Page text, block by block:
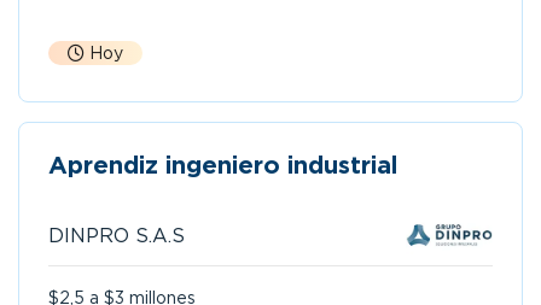
Hoy
Aprendiz ingeniero industrial
DINPRO S.A.S
$2,5 a $3 millones